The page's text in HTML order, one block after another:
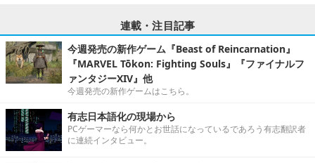
連載・注目記事
今週発売の新作ゲーム『Beast of Reincarnation』
『MARVEL Tōkon: Fighting Souls』『ファイナルフ
ァンタジーXIV』他
今週発売の新作ゲームはこちら。
有志日本語化の現場から
PCゲーマーなら何かとお世話になっているであろう有志翻訳者
に連続インタビュー。